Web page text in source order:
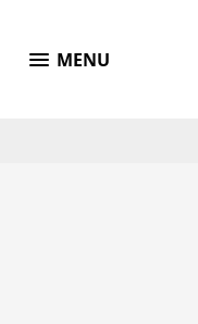
menu MENU